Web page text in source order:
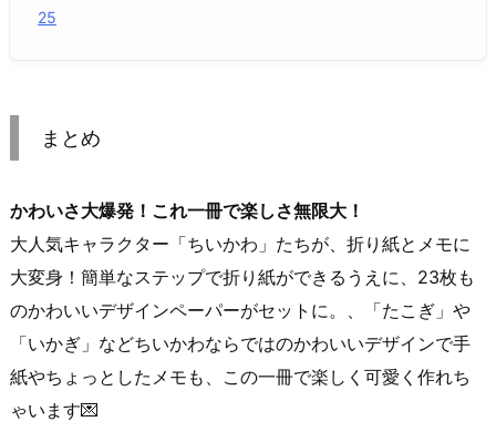
25
まとめ
かわいさ大爆発！これ一冊で楽しさ無限大！
大人気キャラクター「ちいかわ」たちが、折り紙とメモに
大変身！簡単なステップで折り紙ができるうえに、23枚も
のかわいいデザインペーパーがセットに。、「たこぎ」や
「いかぎ」などちいかわならではのかわいいデザインで手
紙やちょっとしたメモも、この一冊で楽しく可愛く作れち
ゃいます💌